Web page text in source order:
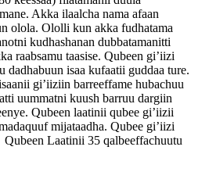
Akka ilaalcha nama afaan
olola. Ololli kun akka fudhatama
kudhashanan dubbatamanitti
raabsamu taasise. Qubeen gi’iizi
dadhabuun isaa kufaatii guddaa ture.
gi’iiziin barreeffame hubachuu
uummatni kuush barruu dargiin
Qubeen laatinii qubee gi’iizii
mijataadha. Qubee gi’iizi
Laatinii 35 qalbeeffachuutu